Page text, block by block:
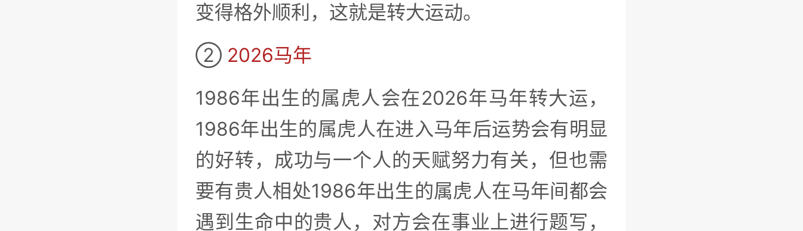
变得格外顺利，这就是转大运动。
② 2026马年
1986年出生的属虎人会在2026年马年转大运，
1986年出生的属虎人在进入马年后运势会有明显
的好转，成功与一个人的天赋努力有关，但也需
要有贵人相处1986年出生的属虎人在马年间都会
遇到生命中的贵人，对方会在事业上进行题写，